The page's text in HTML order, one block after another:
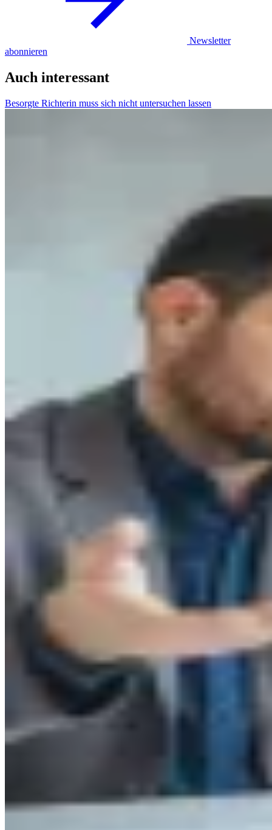
Newsletter
abonnieren
Auch interessant
Besorgte Richterin muss sich nicht untersuchen lassen